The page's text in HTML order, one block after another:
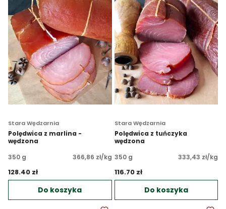
Stara Wędzarnia
Polędwica z marlina -
wędzona
350 g
366,86 zł/kg
128.40 zł
Do koszyka
Stara Wędzarnia
Polędwica z tuńczyka
wędzona
350 g
333,43 zł/kg
116.70 zł
Do koszyka